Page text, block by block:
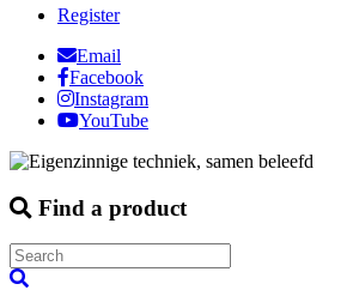
Register
Email
Facebook
Instagram
YouTube
Find a product